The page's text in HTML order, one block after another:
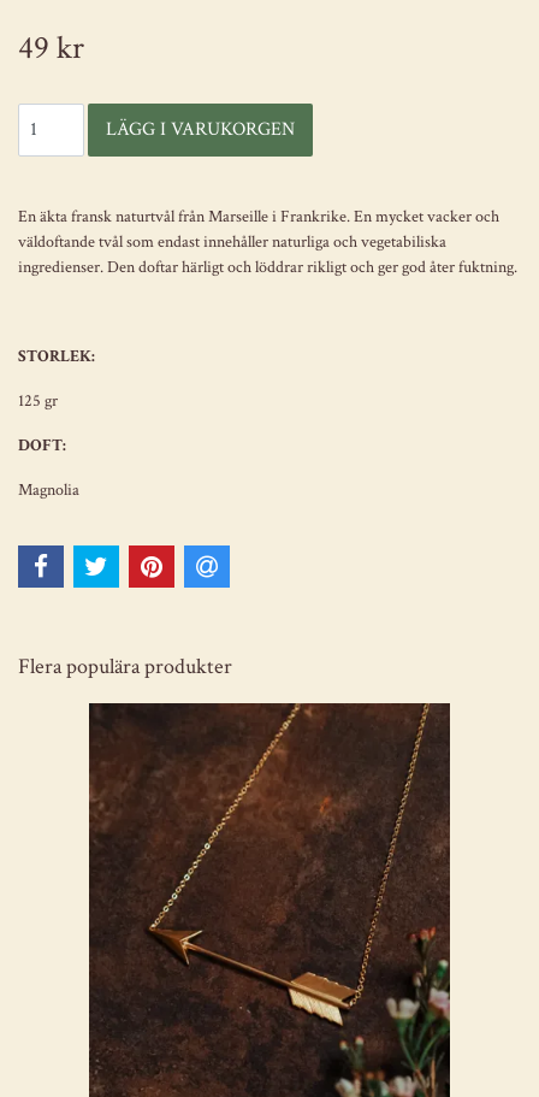
49 kr
En äkta fransk naturtvål från Marseille i Frankrike. En mycket vacker och
väldoftande tvål som endast innehåller naturliga och vegetabiliska
ingredienser. Den doftar härligt och löddrar rikligt och ger god åter fuktning.
STORLEK:
125 gr
DOFT:
Magnolia
Flera populära produkter